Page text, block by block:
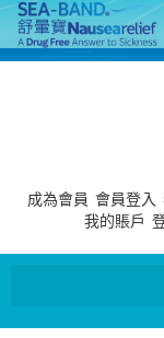
成為會員 會員登入
我的賬戶